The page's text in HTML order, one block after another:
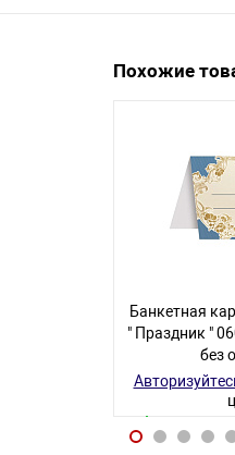
Похожие
Банкетная
" Праздник "
без